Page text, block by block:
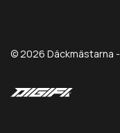
© 2026 Däckmästarna